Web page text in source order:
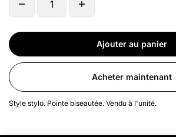
Ajouter au panier
Acheter maintenant
Style stylo. Pointe biseautée. Vendu à l'unité.